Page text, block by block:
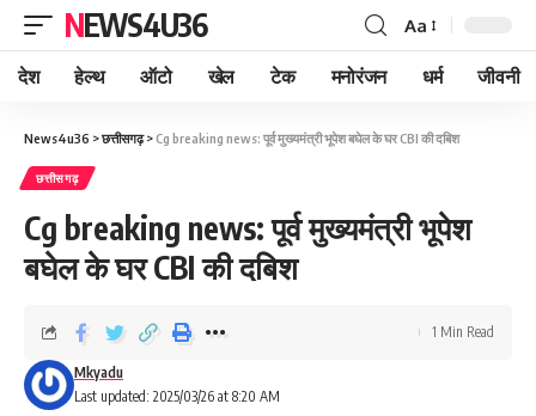
NEWS4U36 Aa
देश हेल्थ ऑटो खेल टेक मनोरंजन धर्म जीवनी
News4u36 >छत्तीसगढ़>Cg breaking news: पूर्व मुख्यमंत्री भूपेश बघेल के घर CBI की दबिश
छत्तीसगढ़
Cg breaking news: पूर्व मुख्यमंत्री भूपेश
बघेल के घर CBI की दबिश
Last updated: 2025/03/26 at 8:20 AM
Mkyadu
1 Min Read